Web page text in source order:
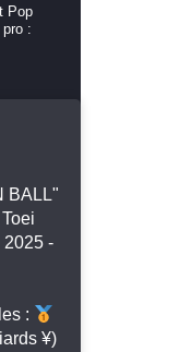
Pop
pro :
BALL"
2025 -
:
¥)